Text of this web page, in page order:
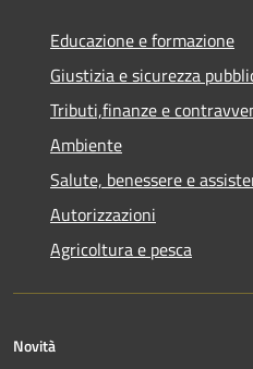
Educazione e formazione
Giustizia e sicurezza
Tributi,finanze e
Ambiente
Salute, benessere e
Autorizzazioni
Agricoltura e pesca
Novità